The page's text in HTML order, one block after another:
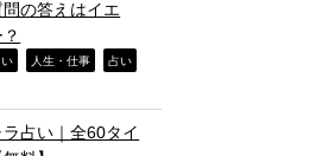
の答えはイエ
人生・仕事 占い
占い｜全60タイ